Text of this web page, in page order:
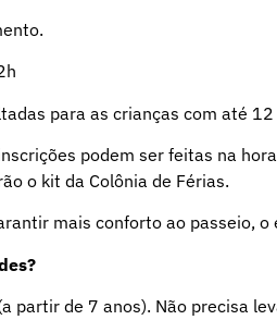
para as crianças com até
podem ser feitas na
o kit da Colônia de Férias.
mais conforto ao passeio,
partir de 7 anos). Não precisa